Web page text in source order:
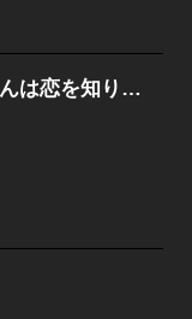
元魔法少女のお姉さんは恋を知りたい